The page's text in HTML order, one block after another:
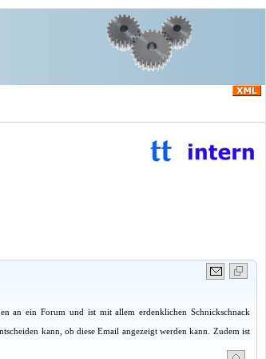
an ein Forum und ist mit allem erdenklichen Schnickschnack
kann, ob diese Email angezeigt werden kann. Zudem ist